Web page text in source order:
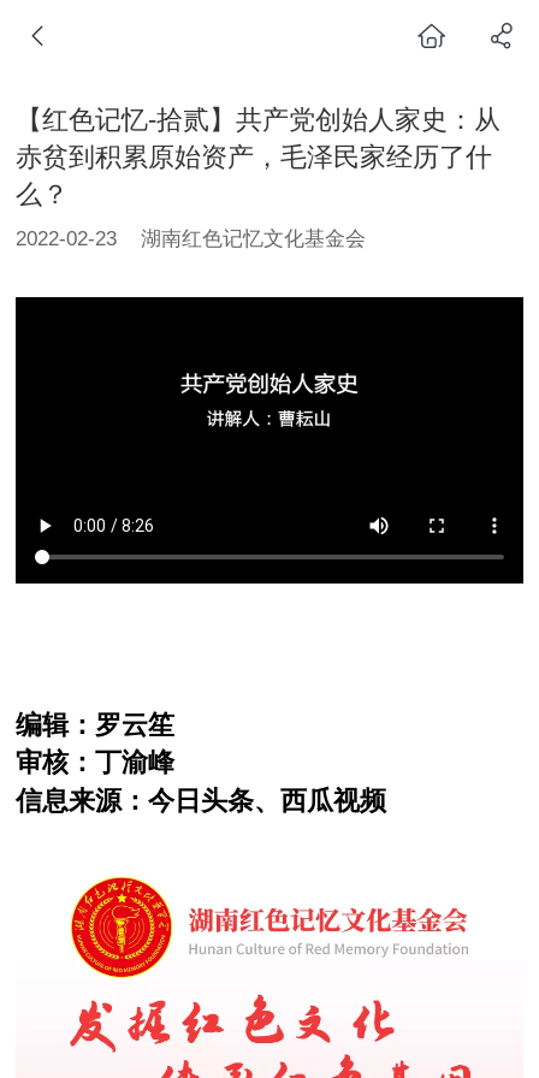
【红色记忆-拾贰】共产党创始人家史：从
赤贫到积累原始资产，毛泽民家经历了什
么？
2022-02-23 湖南红色记忆文化基金会
编辑：罗云笙
审核：丁渝峰
信息来源：今日头条、西瓜视频